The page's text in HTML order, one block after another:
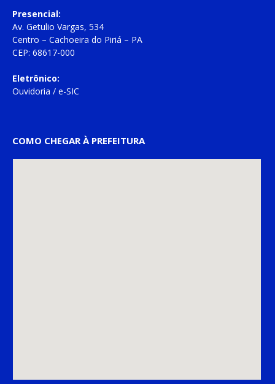
Presencial:
Av. Getulio Vargas, 534
Centro – Cachoeira do Piriá – PA
CEP: 68617-000
Eletrônico:
Ouvidoria / e-SIC
COMO CHEGAR À PREFEITURA